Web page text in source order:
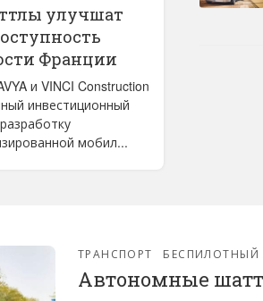
улучшат
Франции
и VINCI Construction
инвестиционный
мобил...
ТРАНСПОРТ БЕСПИЛОТНЫЙ
Автономные